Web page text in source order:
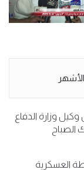
يعني ولا خمر؟!.
الأشهر
وزارة الدفاع
الصباح
العسكرية